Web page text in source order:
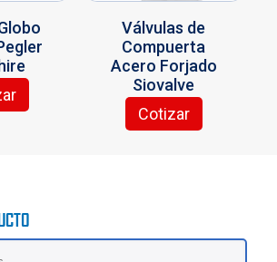
Válvulas de
Compuerta
Acero Forjado
Siovalve
Cotizar